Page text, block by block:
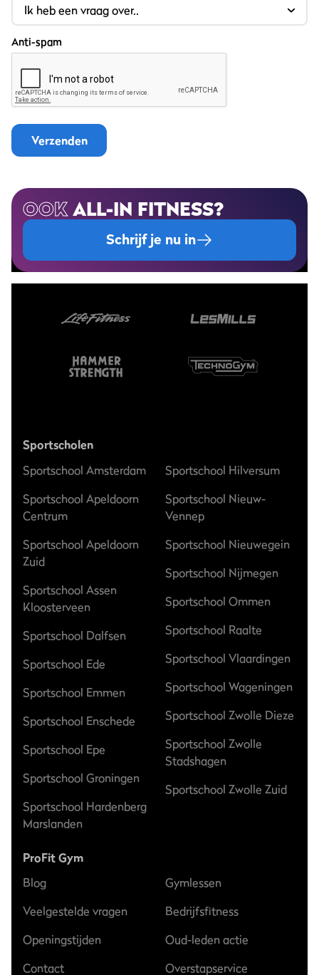
Anti-spam
Verzenden
OOKALL-IN FITNESS?
Schrijf je nu in
Sportscholen
Sportschool Amsterdam
Sportschool Apeldoorn
Centrum
Sportschool Apeldoorn
Zuid
Sportschool Assen
Kloosterveen
Sportschool Dalfsen
Sportschool Ede
Sportschool Emmen
Sportschool Enschede
Sportschool Epe
Sportschool Groningen
Sportschool Hardenberg
Marslanden
Sportschool Hilversum
Sportschool Nieuw-
Vennep
Sportschool Nieuwegein
Sportschool Nijmegen
Sportschool Ommen
Sportschool Raalte
Sportschool Vlaardingen
Sportschool Wageningen
Sportschool Zwolle Dieze
Sportschool Zwolle
Stadshagen
Sportschool Zwolle Zuid
ProFit Gym
Blog
Veelgestelde vragen
Openingstijden
Contact
Gymlessen
Bedrijfsfitness
Oud-leden actie
Overstapservice